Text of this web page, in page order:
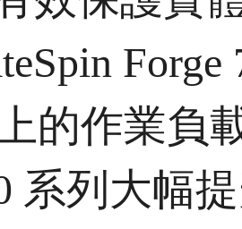
的作業負
系列大幅提